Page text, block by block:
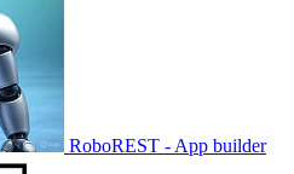
RoboREST - App builder